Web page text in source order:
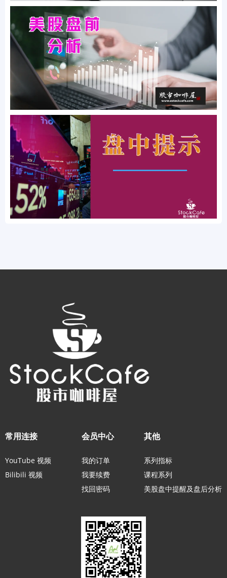
常用连接
YouTube 视频
Bilibili 视频
会员中心
我的订单
我要续费
找回密码
其他
系列指标
课程系列
美股盘中提醒及盘后分析